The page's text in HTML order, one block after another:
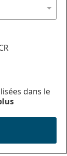
dans le